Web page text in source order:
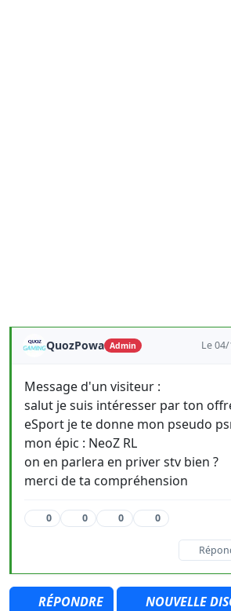
QuozPowa Admin Le
Message d'un visiteur :
salut je suis intéresser par ton
eSport je te donne mon pseudo
mon épic : NeoZ RL
on en parlera en priver stv bien ?
merci de ta compréhension
0 0 0 0
RÉPONDRE NOUVELLE